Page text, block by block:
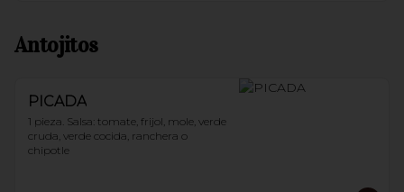
Antojitos
PICADA
1 pieza. Salsa: tomate, frijol, mole, verde
cruda, verde cocida, ranchera o
chipotle